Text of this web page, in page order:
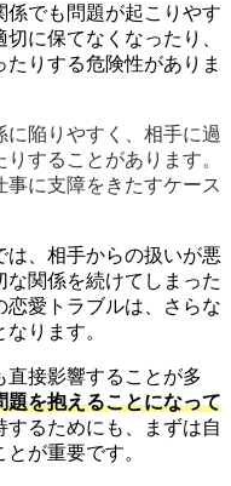
でも問題が起こりやす
に保てなくなったり、
りする危険性がありま
に陥りやすく、相手に過
することがあります。
に支障をきたすケース
は、相手からの扱いが悪
な関係を続けてしまった
恋愛トラブルは、さらな
ります。
接影響することが多
題を抱えることになって
するためにも、まずは自
が重要です。